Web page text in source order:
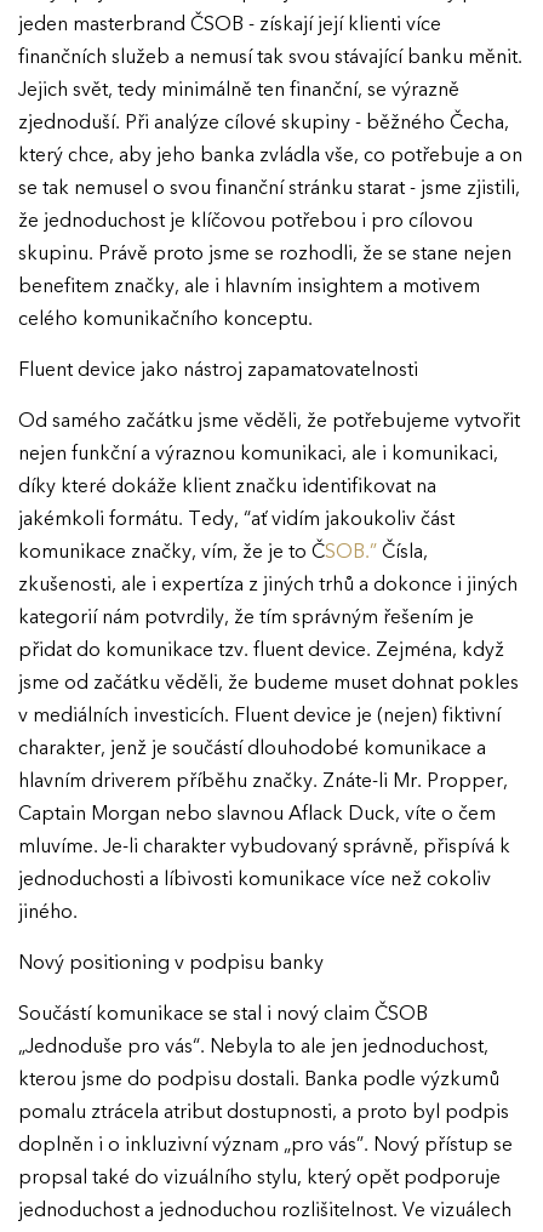
jeden masterbrand ČSOB - získají její klienti více
finančních služeb a nemusí tak svou stávající banku měnit.
Jejich svět, tedy minimálně ten finanční, se výrazně
zjednoduší. Při analýze cílové skupiny - běžného Čecha,
který chce, aby jeho banka zvládla vše, co potřebuje a on
se tak nemusel o svou finanční stránku starat - jsme zjistili,
že jednoduchost je klíčovou potřebou i pro cílovou
skupinu. Právě proto jsme se rozhodli, že se stane nejen
benefitem značky, ale i hlavním insightem a motivem
celého komunikačního konceptu.
Fluent device jako nástroj zapamatovatelnosti
Od samého začátku jsme věděli, že potřebujeme vytvořit
nejen funkční a výraznou komunikaci, ale i komunikaci,
díky které dokáže klient značku identifikovat na
jakémkoli formátu. Tedy, “ať vidím jakoukoliv část
komunikace značky, vím, že je to ČSOB.”Čísla,
zkušenosti, ale i expertíza z jiných trhů a dokonce i jiných
kategorií nám potvrdily, že tím správným řešením je
přidat do komunikace tzv. fluent device. Zejména, když
jsme od začátku věděli, že budeme muset dohnat pokles
v mediálních investicích. Fluent device je (nejen) fiktivní
charakter, jenž je součástí dlouhodobé komunikace a
hlavním driverem příběhu značky. Znáte-li Mr. Propper,
Captain Morgan nebo slavnou Aflack Duck, víte o čem
mluvíme. Je-li charakter vybudovaný správně, přispívá k
jednoduchosti a líbivosti komunikace více než cokoliv
jiného.
Nový positioning v podpisu banky
Součástí komunikace se stal i nový claim ČSOB
„Jednoduše pro vás“. Nebyla to ale jen jednoduchost,
kterou jsme do podpisu dostali. Banka podle výzkumů
pomalu ztrácela atribut dostupnosti, a proto byl podpis
doplněn i o inkluzivní význam „pro vás”. Nový přístup se
propsal také do vizuálního stylu, který opět podporuje
jednoduchost a jednoduchou rozlišitelnost. Ve vizuálech